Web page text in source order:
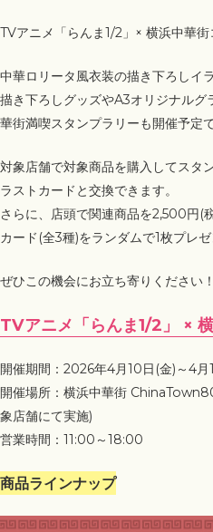
TVアニメ「らんま1/2」× 横浜中華街
中華ロリータ風衣装の描き下ろしイ
描き下ろしグッズやA3オリジナルグ
華街満喫スタンプラリーも開催予定
対象店舗で対象商品を購入してスタ
ラストカードと交換できます。
さらに、店頭で関連商品を2,500円(
カード(全3種)をランダムで1枚プレゼ
ぜひこの機会にお立ち寄りください！
TVアニメ「らんま1/2」 ×
開催期間：2026年4月10日(金)～4月
開催場所：横浜中華街
象店舗にて実施)
営業時間：11:00～18:00
商品ラインナップ